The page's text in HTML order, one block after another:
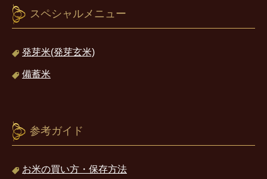
スペシャルメニュー
発芽米(発芽玄米)
備蓄米
参考ガイド
お米の買い方・保存方法